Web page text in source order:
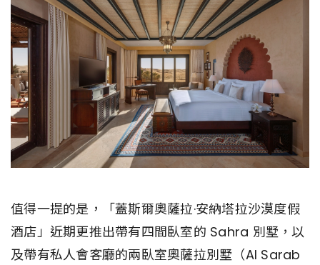
值得一提的是，「蓋斯爾奧薩拉·安納塔拉沙漠度假
酒店」近期更推出帶有四間臥室的 Sahra 別墅，以
及帶有私人會客廳的兩臥室奧薩拉別墅（Al Sarab